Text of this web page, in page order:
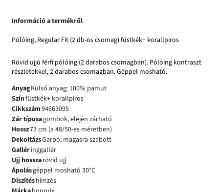
Információ a termékről
Pólóing, Regular Fit (2 db-os csomag) füstkék+ korallpiros
Rövid ujjú férfi pólóing (2 darabos csomagban). Pólóing kontraszt
részletekkel, 2 darabos csomagban. Géppel mosható.
AnyagKülső anyag: 100% pamut
Színfüstkék+ korallpiros
Cikkszám94663095
Zár típusagombok, elején zárható
Hossz73 cm (a 48/50-es méretben)
DekoltázsGarbó, magasra szabott
Galléringgallér
Ujj hosszarövid ujj
Ápolásgéppel mosható 30°C
Díszítéshímzés